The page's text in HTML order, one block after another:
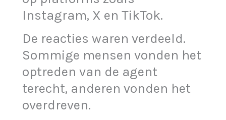
Instagram, X en TikTok.
De reacties waren verdeeld.
Sommige mensen vonden het
optreden van de agent
terecht, anderen vonden het
overdreven.